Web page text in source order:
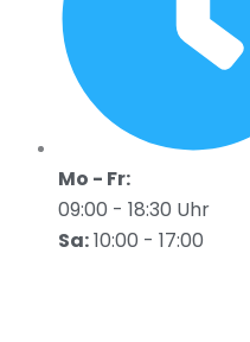
Mo - Fr:
09:00 - 18:30 Uhr
Sa:10:00 - 17:00